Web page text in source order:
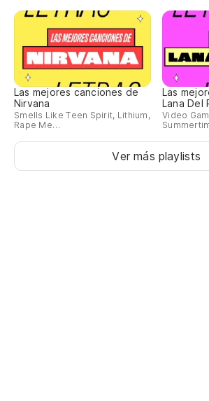
Las mejores canciones de
Nirvana
Smells Like Teen Spirit, Lithium,
Rape Me…
Las
Lana Del
Video
Ver más playlists